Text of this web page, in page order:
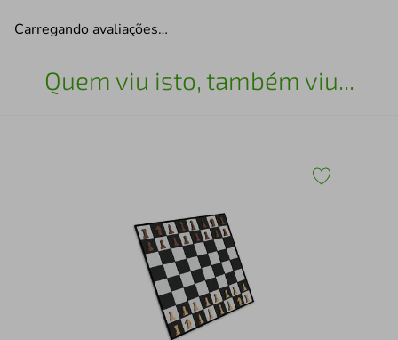
Carregando avaliações…
Quem viu isto, também viu...